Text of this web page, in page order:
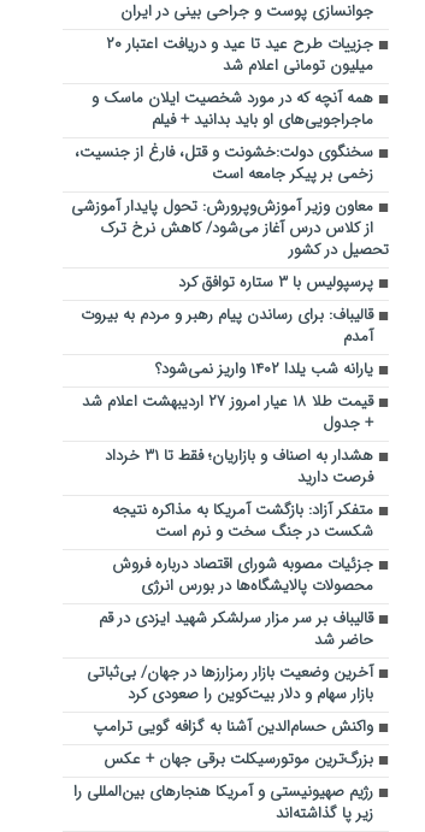
جوانسازی پوست و جراحی بینی در ایران
جزییات طرح عید تا عید و دریافت اعتبار ۲۰
میلیون تومانی اعلام شد
همه آنچه که در مورد شخصیت ایلان ماسک و
ماجراجویی‌های او باید بدانید + فیلم
سخنگوی دولت:خشونت و قتل، فارغ از جنسیت،
زخمی بر پیکر جامعه است
معاون وزیر آموزش‌وپرورش: تحول پایدار آموزشی
از کلاس درس آغاز می‌شود/ کاهش نرخ ترک
تحصیل در کشور
پرسپولیس با ۳ ستاره توافق کرد
قالیباف: برای رساندن پیام رهبر و مردم به بیروت
آمدم
یارانه شب یلدا ۱۴۰۲ واریز نمی‌شود؟
قیمت طلا ۱۸ عیار امروز ۲۷ اردیبهشت اعلام شد
+ جدول
هشدار به اصناف و بازاریان؛ فقط تا ۳۱ خرداد
فرصت دارید
متفکر آزاد: بازگشت آمریکا به مذاکره نتیجه
شکست در جنگ سخت و نرم است
جزئیات مصوبه شورای اقتصاد درباره فروش
محصولات پالایشگاه‌ها در بورس انرژی
قالیباف بر سر مزار سرلشکر شهید ایزدی در قم
حاضر شد
آخرین وضعیت بازار رمزارزها در جهان/ بی‌ثباتی
بازار سهام و دلار بیت‌کوین را صعودی کرد
واکنش حسام‌الدین آشنا به گزافه گویی‌ ترامپ
بزرگ‌ترین موتورسیکلت برقی جهان + عکس
رژیم صهیونیستی و آمریکا هنجارهای بین‌المللی را
زیر پا گذاشته‌اند